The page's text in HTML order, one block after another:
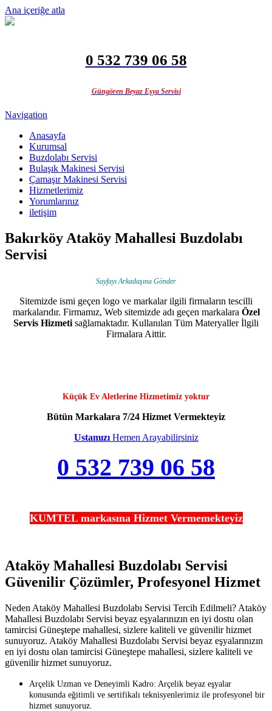
Ana içeriğe atla
0 532 739 06 58
Güngören Beyaz Eşya Servisi
Navigation
Anasayfa
Kurumsal
Buzdolabı Servisi
Bulaşık Makinesi Servisi
Çamaşır Makinesi Servisi
Hizmetlerimiz
Yorumlarınız
iletişim
Bakırköy Ataköy Mahallesi Buzdolabı
Servisi
Sayfayı Arkadaşına Gönder
Sitemizde ismi geçen logo ve markalar ilgili firmaların tescilli
markalarıdır. Firmamız, Web sitemizde adı geçen markalara Özel
Servis Hizmeti sağlamaktadır. Kullanılan Tüm Materyaller İlgili
Firmalara Aittir.
Küçük Ev Aletlerine Hizmetimiz yoktur
Bütün Markalara 7/24 Hizmet Vermekteyiz
Ustamızı Hemen Arayabilirsiniz
0 532 739 06 58
KUMTEL markasına Hizmet Vermemekteyiz
Ataköy Mahallesi Buzdolabı Servisi
Güvenilir Çözümler, Profesyonel Hizmet
Neden Ataköy Mahallesi Buzdolabı Servisi Tercih Edilmeli? Ataköy
Mahallesi Buzdolabı Servisi beyaz eşyalarınızın en iyi dostu olan
tamircisi Güneştepe mahallesi, sizlere kaliteli ve güvenilir hizmet
sunuyoruz. Ataköy Mahallesi Buzdolabı Servisi beyaz eşyalarınızın
en iyi dostu olan tamircisi Güneştepe mahallesi, sizlere kaliteli ve
güvenilir hizmet sunuyoruz.
Arçelik Uzman ve Deneyimli Kadro: Arçelik beyaz eşyalar
konusunda eğitimli ve sertifikalı teknisyenlerimiz ile profesyonel bir
hizmet sunuyoruz.